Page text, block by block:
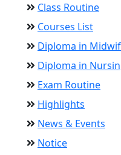
Class Routine
Courses List
Diploma in
Diploma in
Exam Routine
Highlights
News & Events
Notice